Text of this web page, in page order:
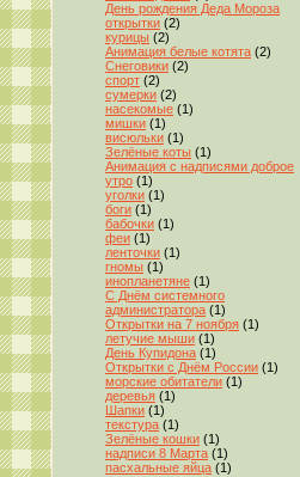
День рождения Деда Мороза
открытки (2)
курицы (2)
Анимация белые котята (2)
Снеговики (2)
спорт (2)
сумерки (2)
насекомые (1)
мишки (1)
висюльки (1)
Зелёные коты (1)
Анимация с надписями доброе
утро (1)
уголки (1)
боги (1)
бабочки (1)
феи (1)
ленточки (1)
гномы (1)
инопланетяне (1)
С Днём системного
администратора (1)
Открытки на 7 ноября (1)
летучие мыши (1)
День Купидона (1)
Открытки с Днём России (1)
морские обитатели (1)
деревья (1)
Шапки (1)
текстура (1)
Зелёные кошки (1)
надписи 8 Марта (1)
пасхальные яйца (1)